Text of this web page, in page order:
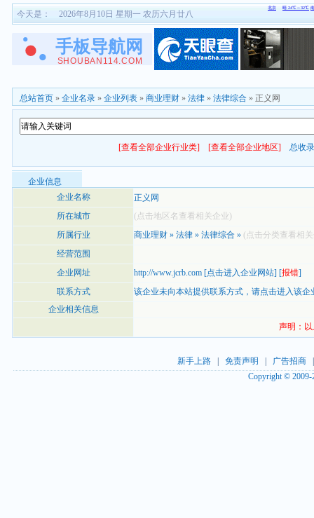
今天是： 2026年8月10日 星期一 农历六月廿八
总站首页 » 企业名录 » 企业列表 » 商业理财 » 法律 » 法律综合 » 正义网
[查看全部企业行业类] [查看全部企业地区] 总收
企业信息
企业名称
正义网
所在城市
(点击地区名查看相关企业)
所属行业
商业理财 » 法律 » 法律综合 » (点击分类查看相
经营范围
企业网址
http://www.jcrb.com [点击进入企业网站] [报错]
联系方式
该企业未向本站提供联系方式， 请点击进入该企
企业相关信息
声明：
新手上路| 免责声明 广告招商
Copyright ©